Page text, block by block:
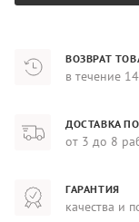
ВОЗВРАТ
в течение
ДОСТАВКА
от 3 до 8
ГАРАНТИЯ
качества и